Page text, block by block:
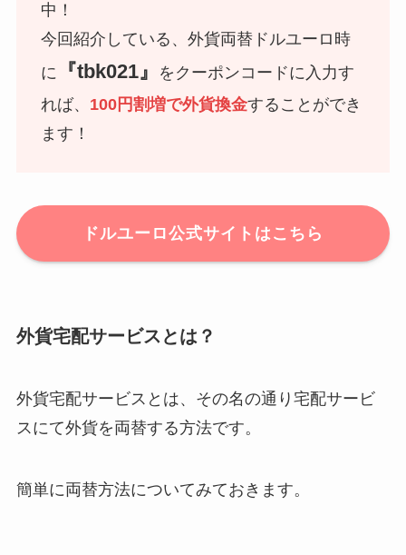
中！
今回紹介している、外貨両替ドルユーロ時
に
『tbk021』
をクーポンコードに入力す
れば、 100円割増で外貨換金することができ
ます！
ドルユーロ公式サイトはこちら
外貨宅配サービスとは？
外貨宅配サービスとは、その名の通り宅配サービ
スにて外貨を両替する方法です。
簡単に両替方法についてみておきます。